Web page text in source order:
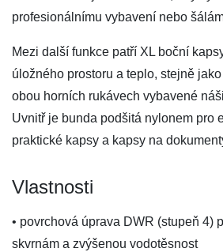
profesionálnímu vybavení nebo
Mezi další funkce patří XL boční
úložného prostoru a teplo, stejně
obou horních rukávech vybavené
Uvnitř je bunda podšitá nylonem pro
praktické kapsy a kapsy na
Vlastnosti
• povrchová úprava DWR (stupeň 4)
skvrnám a zvýšenou vodotěsnost